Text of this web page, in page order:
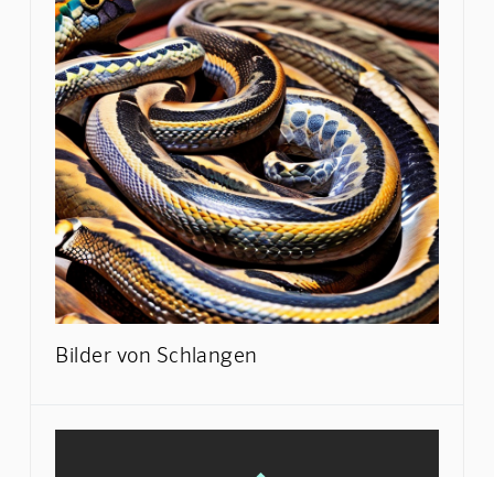
Bilder von Schlangen